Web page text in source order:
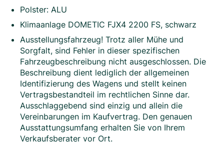
Polster: ALU
Klimaanlage DOMETIC FJX4 2200 FS, schwarz
Ausstellungsfahrzeug! Trotz aller Mühe und
Sorgfalt, sind Fehler in dieser spezifischen
Fahrzeugbeschreibung nicht ausgeschlossen. Die
Beschreibung dient lediglich der allgemeinen
Identifizierung des Wagens und stellt keinen
Vertragsbestandteil im rechtlichen Sinne dar.
Ausschlaggebend sind einzig und allein die
Vereinbarungen im Kaufvertrag. Den genauen
Ausstattungsumfang erhalten Sie von Ihrem
Verkaufsberater vor Ort.